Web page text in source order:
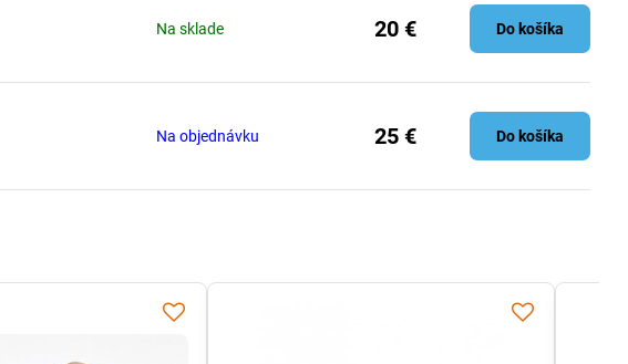
Na sklade 20 € Do košíka
Na objednávku 25 € Do košíka